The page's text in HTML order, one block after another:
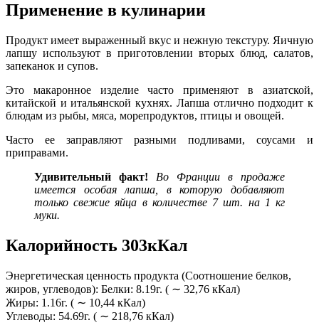
Применение в кулинарии
Продукт имеет выраженный вкус и нежную текстуру. Яичную
лапшу используют в приготовлении вторых блюд, салатов,
запеканок и супов.
Это макаронное изделие часто применяют в азиатской,
китайской и итальянской кухнях. Лапша отлично подходит к
блюдам из рыбы, мяса, морепродуктов, птицы и овощей.
Часто ее заправляют разными подливами, соусами и
приправами.
Удивительный факт!
Во Франции в продаже
имеется особая лапша, в которую добавляют
только свежие яйца в количестве 7 шт. на 1 кг
муки.
Калорийность 303кКал
Энергетическая ценность продукта (Соотношение белков,
жиров, углеводов): Белки: 8.19г. ( ∼ 32,76 кКал)
Жиры: 1.16г. ( ∼ 10,44 кКал)
Углеводы: 54.69г. ( ∼ 218,76 кКал)